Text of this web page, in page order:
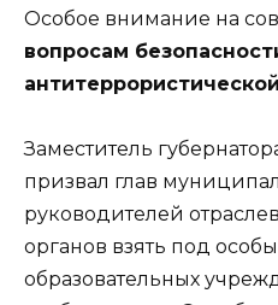
Особое внимание на
вопросам
Заместитель
призвал глав
руководителей
органов взять под
образовательных